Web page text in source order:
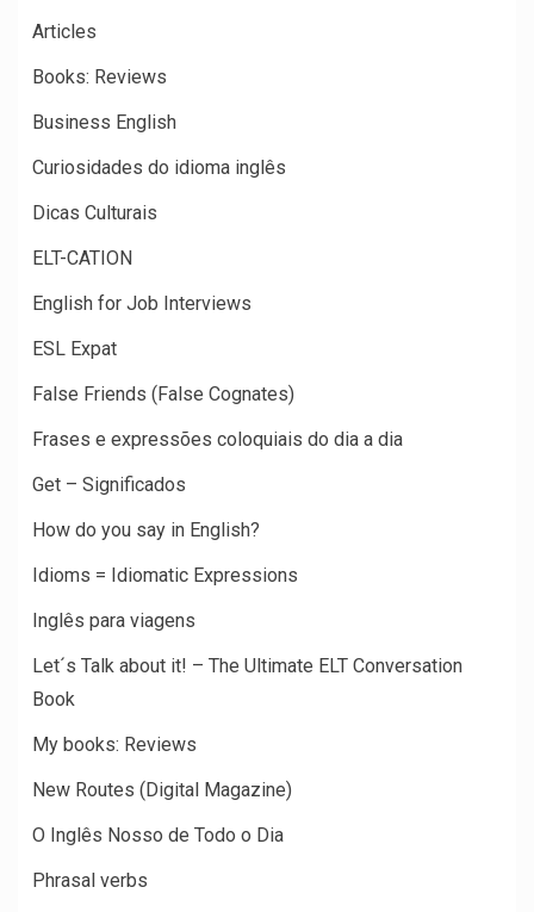
Articles
Books: Reviews
Business English
Curiosidades do idioma inglês
Dicas Culturais
ELT-CATION
English for Job Interviews
ESL Expat
False Friends (False Cognates)
Frases e expressões coloquiais do dia a dia
Get – Significados
How do you say in English?
Idioms = Idiomatic Expressions
Inglês para viagens
Let´s Talk about it! – The Ultimate ELT Conversation
Book
My books: Reviews
New Routes (Digital Magazine)
O Inglês Nosso de Todo o Dia
Phrasal verbs